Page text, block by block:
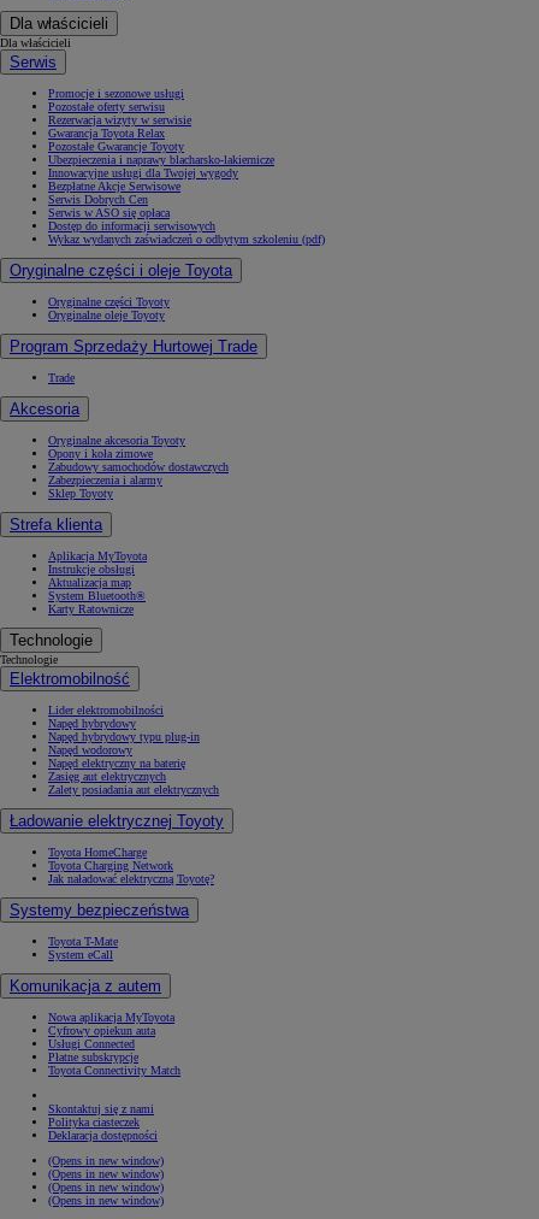
Dla właścicieli
Dla właścicieli
Serwis
Promocje i sezonowe usługi
Pozostałe oferty serwisu
Rezerwacja wizyty w serwisie
Gwarancja Toyota Relax
Pozostałe Gwarancje Toyoty
Ubezpieczenia i naprawy blacharsko-lakiernicze
Innowacyjne usługi dla Twojej wygody
Bezpłatne Akcje Serwisowe
Serwis Dobrych Cen
Serwis w ASO się opłaca
Dostęp do informacji serwisowych
Wykaz wydanych zaświadczeń o odbytym szkoleniu (pdf)
Oryginalne części i oleje Toyota
Oryginalne części Toyoty
Oryginalne oleje Toyoty
Program Sprzedaży Hurtowej Trade
Trade
Akcesoria
Oryginalne akcesoria Toyoty
Opony i koła zimowe
Zabudowy samochodów dostawczych
Zabezpieczenia i alarmy
Sklep Toyoty
Strefa klienta
Aplikacja MyToyota
Instrukcje obsługi
Aktualizacja map
System Bluetooth®
Karty Ratownicze
Technologie
Technologie
Elektromobilność
Lider elektromobilności
Napęd hybrydowy
Napęd hybrydowy typu plug-in
Napęd wodorowy
Napęd elektryczny na baterię
Zasięg aut elektrycznych
Zalety posiadania aut elektrycznych
Ładowanie elektrycznej Toyoty
Toyota HomeCharge
Toyota Charging Network
Jak naładować elektryczną Toyotę?
Systemy bezpieczeństwa
Toyota T-Mate
System eCall
Komunikacja z autem
Nowa aplikacja MyToyota
Cyfrowy opiekun auta
Usługi Connected
Płatne subskrypcje
Toyota Connectivity Match
Skontaktuj się z nami
Polityka ciasteczek
Deklaracja dostępności
(Opens in new window)
(Opens in new window)
(Opens in new window)
(Opens in new window)